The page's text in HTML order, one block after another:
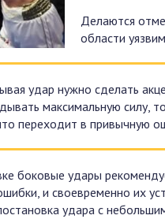
Делаются
области
удар нужно сделать
максимальную силу,
переходит в привычную
боковые удары
и своевременно их
удара с